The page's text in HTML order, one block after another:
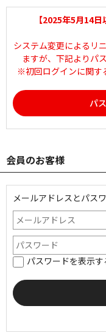
【2025年5月14
システム変更によるリ
ますが、下記よりパ
※初回ログインに関す
パ
会員のお客様
メールアドレスとパス
パスワードを表示す